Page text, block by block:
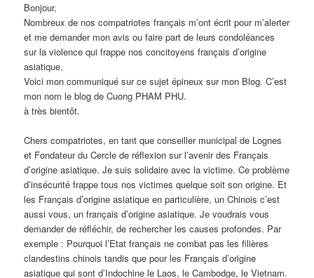
Bonjour,
Nombreux de nos compatriotes français m’ont écrit pour m’alerter
et me demander mon avis ou faire part de leurs condoléances
sur la violence qui frappe nos concitoyens français d’origine
asiatique.
Voici mon communiqué sur ce sujet épineux sur mon Blog. C’est
mon nom le blog de Cuong PHAM PHU.
à très bientôt.
Chers compatriotes, en tant que conseiller municipal de Lognes
et Fondateur du Cercle de réflexion sur l’avenir des Français
d’origine asiatique. Je suis solidaire avec la victime. Ce problème
d’insécurité frappe tous nos victimes quelque soit son origine. Et
les Français d’origine asiatique en particulière, un Chinois c’est
aussi vous, un français d’origine asiatique. Je voudrais vous
demander de réfléchir, de rechercher les causes profondes. Par
exemple : Pourquoi l’Etat français ne combat pas les filières
clandestins chinois tandis que pour les Français d’origine
asiatique qui sont d’Indochine le Laos, le Cambodge, le Vietnam.